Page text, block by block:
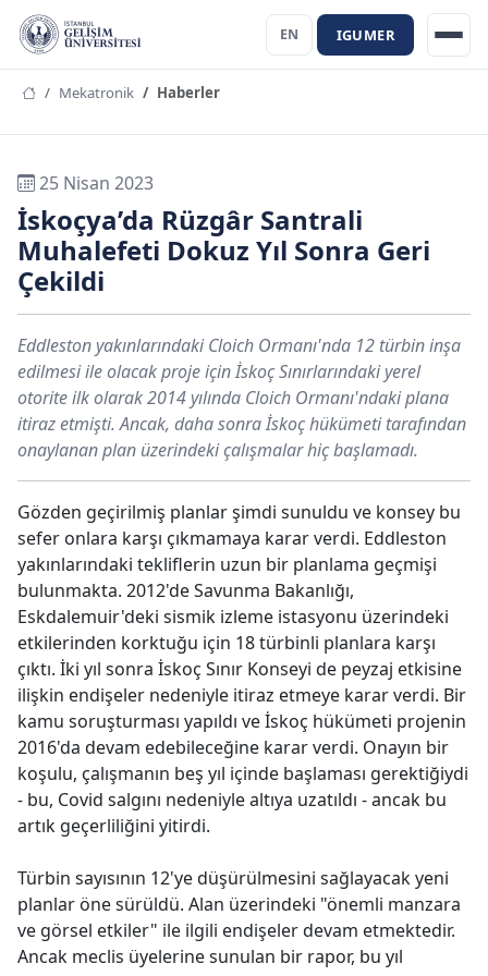
EN IGUMER
Mekatronik Haberler
25 Nisan 2023
İskoçya’da Rüzgâr Santrali
Muhalefeti Dokuz Yıl Sonra Geri
Çekildi
Eddleston yakınlarındaki Cloich Ormanı'nda 12 türbin inşa
edilmesi ile olacak proje için İskoç Sınırlarındaki yerel
otorite ilk olarak 2014 yılında Cloich Ormanı'ndaki plana
itiraz etmişti. Ancak, daha sonra İskoç hükümeti tarafından
onaylanan plan üzerindeki çalışmalar hiç başlamadı.
Gözden geçirilmiş planlar şimdi sunuldu ve konsey bu
sefer onlara karşı çıkmamaya karar verdi. Eddleston
yakınlarındaki tekliflerin uzun bir planlama geçmişi
bulunmakta. 2012'de Savunma Bakanlığı,
Eskdalemuir'deki sismik izleme istasyonu üzerindeki
etkilerinden korktuğu için 18 türbinli planlara karşı
çıktı. İki yıl sonra İskoç Sınır Konseyi de peyzaj etkisine
ilişkin endişeler nedeniyle itiraz etmeye karar verdi. Bir
kamu soruşturması yapıldı ve İskoç hükümeti projenin
2016'da devam edebileceğine karar verdi. Onayın bir
koşulu, çalışmanın beş yıl içinde başlaması gerektiğiydi
- bu, Covid salgını nedeniyle altıya uzatıldı - ancak bu
artık geçerliliğini yitirdi.
Türbin sayısının 12'ye düşürülmesini sağlayacak yeni
planlar öne sürüldü. Alan üzerindeki "önemli manzara
ve görsel etkiler" ile ilgili endişeler devam etmektedir.
Ancak meclis üyelerine sunulan bir rapor, bu yıl